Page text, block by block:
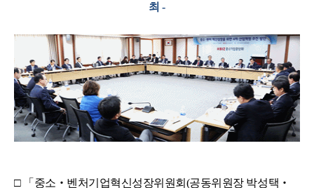
최 -
□ 「중소‧벤처기업혁신성장위원회(공동위원장 박성택‧